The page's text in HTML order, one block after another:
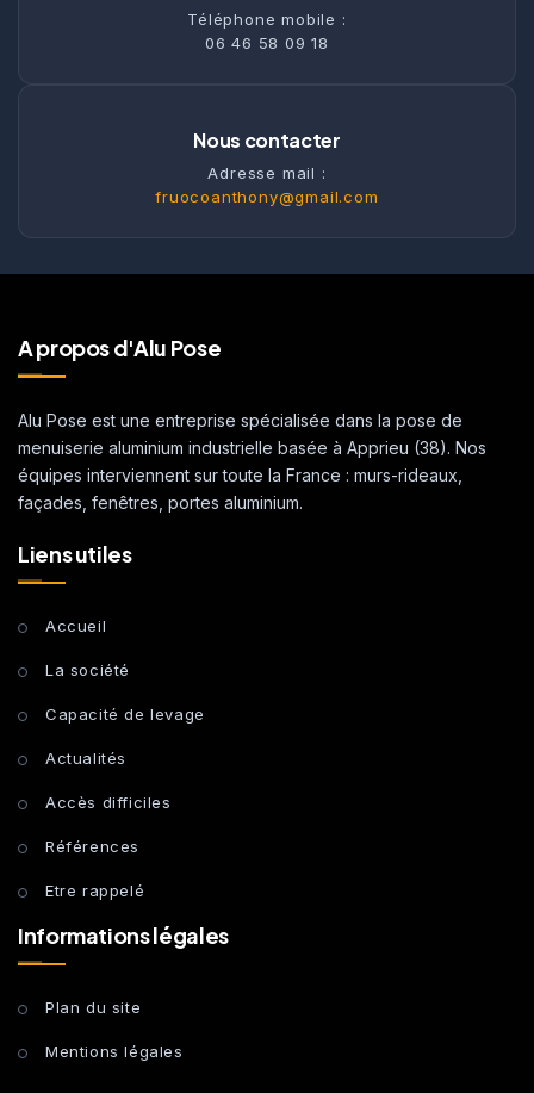
Téléphone mobile :
06 46 58 09 18
Nous contacter
Adresse mail :
fruocoanthony@gmail.com
A propos d'Alu Pose
Alu Pose est une entreprise spécialisée dans la pose de
menuiserie aluminium industrielle basée à Apprieu (38). Nos
équipes interviennent sur toute la France : murs-rideaux,
façades, fenêtres, portes aluminium.
Liens utiles
Accueil
La société
Capacité de levage
Actualités
Accès difficiles
Références
Etre rappelé
Informations légales
Plan du site
Mentions légales